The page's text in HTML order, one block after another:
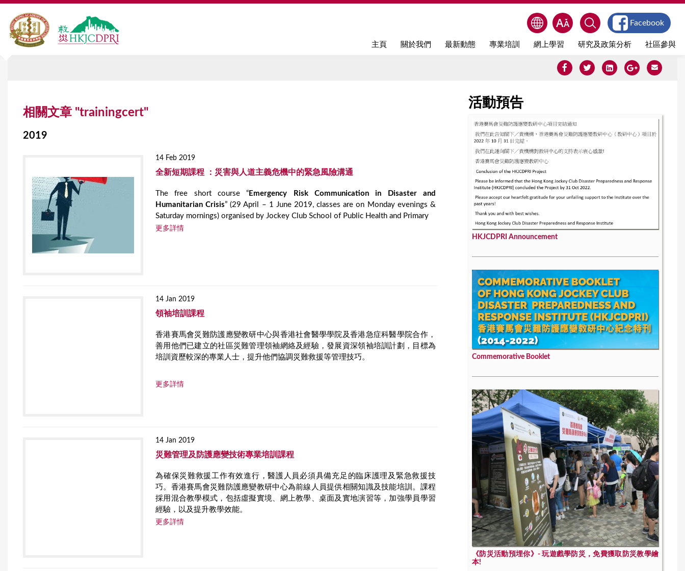
Jump to navigation
主頁 關於我們 最新動態 專業培訓 網上學習 研究及政策分析 社區參與
Facebook
相關文章 "trainingcert"
2019
14 Feb 2019
全新短期課程 ：災害與人道主義危機中的緊急風險溝通
The free short course “ Emergency Risk Communication in Disaster and
Humanitarian Crisis” (29 April – 1 June 2019, classes are on Monday evenings &
Saturday mornings) organised by Jockey Club School of Public Health and Primary
更多詳情
14 Jan 2019
領袖培訓課程
香港賽馬會災難防護應變教研中心與香港社會醫學學院及香港急症科醫學院合作，
善用他們已建立的社區災難管理領袖網絡及經驗，發展資深領袖培訓計劃，目標為
培訓資歷較深的專業人士，提升他們協調災難救援等管理技巧。
更多詳情
14 Jan 2019
災難管理及防護應變技術專業培訓課程
為確保災難救援工作有效進行，醫護人員必須具備充足的臨床護理及緊急救援技
巧。香港賽馬會災難防護應變教研中心為前線人員提供相關知識及技能培訓。課程
採用混合教學模式，包括虛擬實境、網上教學、桌面及實地演習等，加強學員學習
經驗，以及提升教學效能。
更多詳情
活動預告
HKJCDPRI Announcement
Commemorative Booklet
《防災活動預埋你》- 玩遊戲學防災，免費獲取防災教學繪
本!